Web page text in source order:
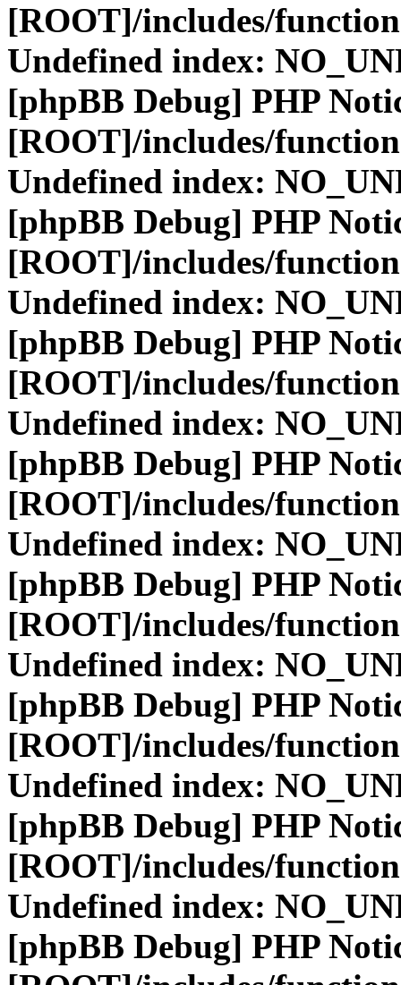
[ROOT]/includes/
Undefined index:
[phpBB Debug] PHP
[ROOT]/includes/
Undefined index:
[phpBB Debug] PHP
[ROOT]/includes/
Undefined index:
[phpBB Debug] PHP
[ROOT]/includes/
Undefined index:
[phpBB Debug] PHP
[ROOT]/includes/
Undefined index:
[phpBB Debug] PHP
[ROOT]/includes/
Undefined index:
[phpBB Debug] PHP
[ROOT]/includes/
Undefined index:
[phpBB Debug] PHP
[ROOT]/includes/
Undefined index:
[phpBB Debug] PHP